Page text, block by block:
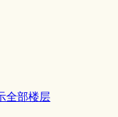
全部楼层